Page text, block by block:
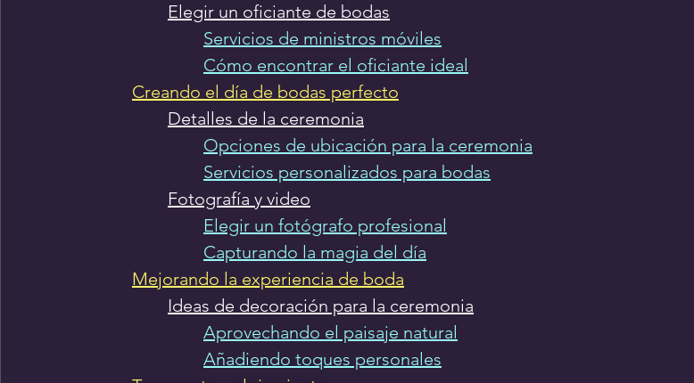
Elegir un oficiante de bodas
Servicios de ministros móviles
Cómo encontrar el oficiante ideal
Creando el día de bodas perfecto
Detalles de la ceremonia
Opciones de ubicación para la ceremonia
Servicios personalizados para bodas
Fotografía y video
Elegir un fotógrafo profesional
Capturando la magia del día
Mejorando la experiencia de boda
Ideas de decoración para la ceremonia
Aprovechando el paisaje natural
Añadiendo toques personales